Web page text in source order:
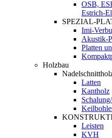
OSB,
Estrich-
SPEZIAL-
Imi-
Akustik-
Platten
Holzbau
Latten
Kantholz
Leisten
KVH